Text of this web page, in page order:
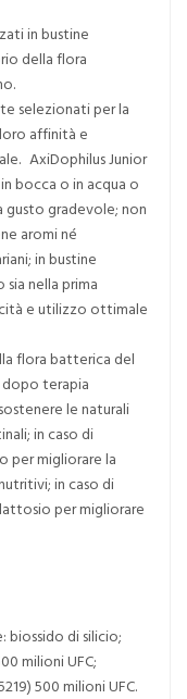
in bustine
della flora
selezionati per la
affinità e
AxiDophilus Junior
bocca o in acqua o
gradevole; non
aromi né
in bustine
nella prima
e utilizzo ottimale
flora batterica del
dopo terapia
le naturali
in caso di
per migliorare la
in caso di
per migliorare
biossido di silicio;
milioni UFC;
500 milioni UFC.